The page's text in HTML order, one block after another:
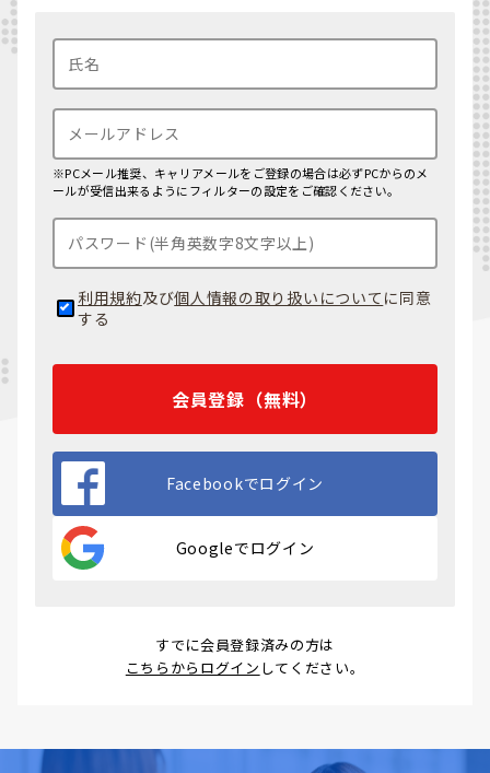
※PCメール推奨、キャリアメールをご登録の場合は必ずPCからのメ
ールが受信出来るようにフィルターの設定をご確認ください。
利用規約及び個人情報の取り扱いについて に同意
する
会員登録（無料）
Facebookでログイン
Googleでログイン
すでに会員登録済みの方は
こちらからログイン してください。